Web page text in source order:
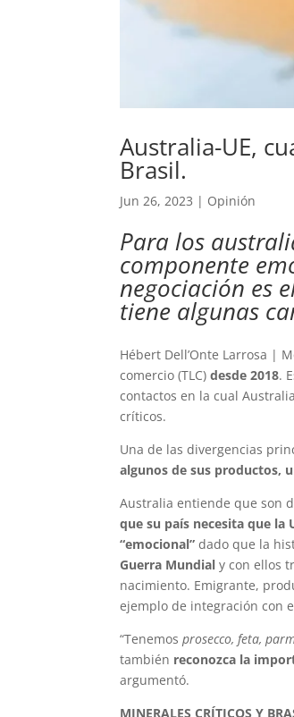
Australia-UE,
Brasil.
Jun 26, 2023 | Opinión
Para los
componente
negociación es
tiene algunas
Hébert Dell’Onte Larrosa |
comercio (TLC)desde 2018.
contactos en la cual
críticos.
Una de las divergencias
algunos de sus productos,
Australia entiende que son
que su país necesita que
“emocional” dado que la
Guerra Mundial y con ellos
nacimiento. Emigrante,
ejemplo de integración con
“Tenemosprosecco, feta,
también reconozca la
argumentó.
MINERALES CRÍTICOS Y